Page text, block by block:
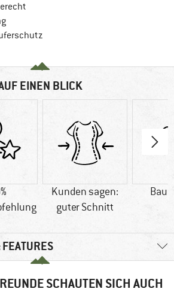
Finde die Zahlungs-Infos hier! Öffnet
EINEN BLICK
Kunden sagen:
guter Schnitt
SCHAUTEN SICH AUCH